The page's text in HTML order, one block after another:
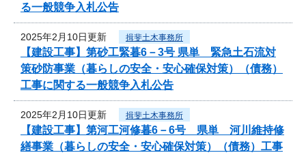
る一般競争入札公告
2025年2月10日更新 揖斐土木事務所
【建設工事】第砂工緊暮6－3号 県単 緊急土石流対
策砂防事業（暮らしの安全・安心確保対策）（債務）
工事に関する一般競争入札公告
2025年2月10日更新 揖斐土木事務所
【建設工事】第河工河修暮6－6号 県単 河川維持修
繕事業（暮らしの安全・安心確保対策）（債務）工事